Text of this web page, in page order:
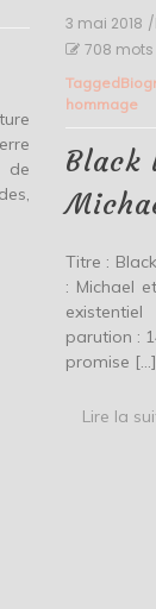
de
3 mai 2018
708 mots
Tagged
hommage
Black
Titre :
: Michael
parution :
promise […]
Lire la